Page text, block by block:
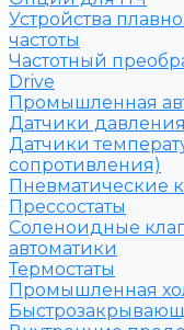
Устройства
частоты
Частотный
Drive
Промышленная
Датчики давления
Датчики
сопротивления)
Пневматические
Прессостаты
Соленоидные
автоматики
Термостаты
Промышленная